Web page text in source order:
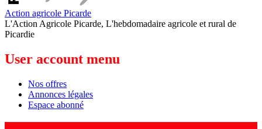
Action agricole Picarde
L'Action Agricole Picarde, L'hebdomadaire agricole et rural de
Picardie
User account menu
Nos offres
Annonces légales
Espace abonné